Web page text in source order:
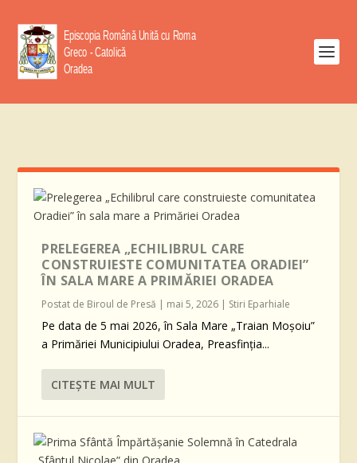
PRELEGEREA „ECHILIBRUL CARE
CONSTRUIESTE COMUNITATEA ORADIEI”
ÎN SALA MARE A PRIMĂRIEI ORADEA
Postat de Biroul de Presă | mai 5, 2026 | Stiri Eparhiale
Pe data de 5 mai 2026, în Sala Mare „Traian Moșoiu”
a Primăriei Municipiului Oradea, Preasfinția...
CITEŞTE MAI MULT